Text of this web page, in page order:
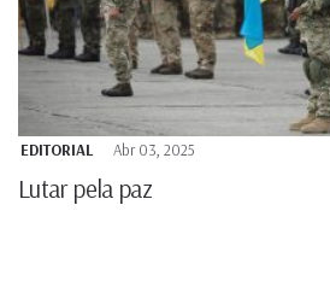
EDITORIAL Abr 03, 2025
Lutar pela paz